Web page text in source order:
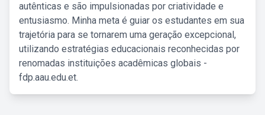
autênticas e são impulsionadas por criatividade e
entusiasmo. Minha meta é guiar os estudantes em sua
trajetória para se tornarem uma geração excepcional,
utilizando estratégias educacionais reconhecidas por
renomadas instituições acadêmicas globais -
fdp.aau.edu.et.